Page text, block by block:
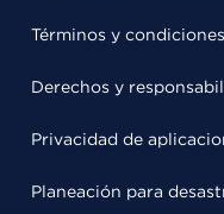
Términos y condiciones
Derechos y
Privacidad de
Planeación para